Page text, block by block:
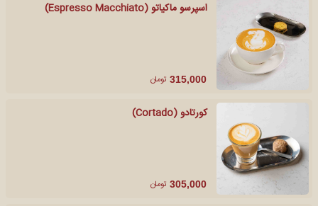
اسپرسو ماکیاتو (Espresso Macchiato)
315,000 تومان
کورتادو (Cortado)
305,000 تومان